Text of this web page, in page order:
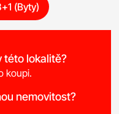
(Byty)
této lokalitě?
koupi.
nemovitost?